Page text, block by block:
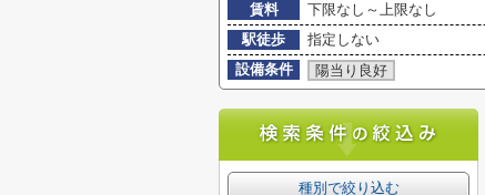
賃料
下限なし～上限なし
駅徒歩
指定しない
設備条件
陽当り良好
種別で絞り込む